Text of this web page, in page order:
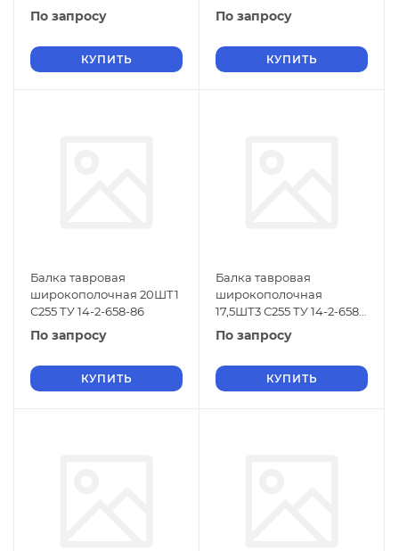
По запросу
КУПИТЬ
По запросу
КУПИТЬ
Балка тавровая
широкополочная 20ШТ1
С255 ТУ 14-2-658-86
По запросу
КУПИТЬ
Балка тавровая
широкополочная
17,5ШТ3 С255 ТУ 14-2-658-
86
По запросу
КУПИТЬ